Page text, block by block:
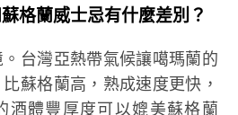
格蘭威士忌有什麼差別？
台灣亞熱帶氣候讓噶瑪蘭的
蘇格蘭高，熟成速度更快，
酒體豐厚度可以媲美蘇格蘭